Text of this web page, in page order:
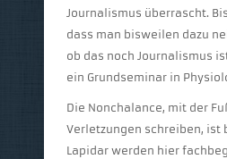
Journalismus überrascht.
dass man bisweilen dazu
ob das noch Journalismus
ein Grundseminar in
Die Nonchalance, mit der
Verletzungen schreiben, ist
Lapidar werden hier